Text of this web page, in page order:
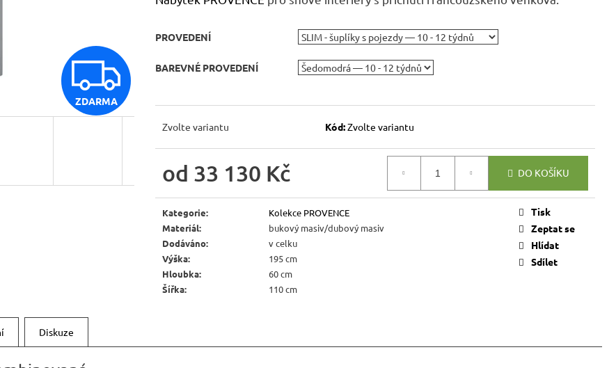
PROVEDENÍ
BAREVNÉ PROVEDENÍ
Zvolte variantu Kód:Zvolte variantu
od 33 130 Kč DO KOŠÍKU
Kategorie:
Kolekce PROVENCE
Materiál:
bukový masiv/dubový masiv
Dodáváno:
v celku
Výška:
195 cm
Hloubka:
60 cm
Šířka: 110 cm
Tisk
Zeptat se
Hlídat
Sdílet
Z
D
A
M
ZDARMA
Diskuze
RUSTIKÁLNÍ LAVICE SWEET HOME
6 720 Kč